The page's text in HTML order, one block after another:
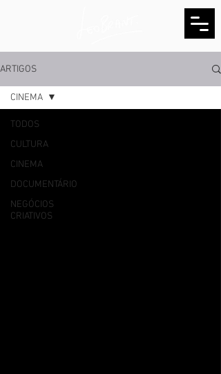
ARTIGOS
TODOS
CULTURA
CINEMA
DOCUMENTÁRIO
NEGÓCIOS
CRIATIVOS
CINEMA